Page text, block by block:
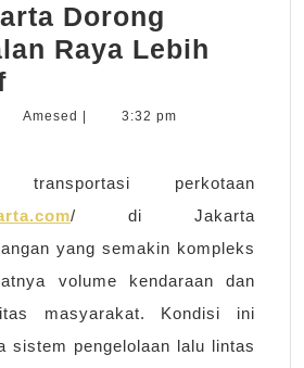
Dorong
Raya Lebih
ATCS
Jakarta
Sistem
Jalan
Raya
Lebih
Responsif
Amesed Amesed3:32 pm
transportasi perkotaan
/ di Jakarta
yang semakin kompleks
volume kendaraan dan
masyarakat. Kondisi ini
sistem pengelolaan lalu lintas